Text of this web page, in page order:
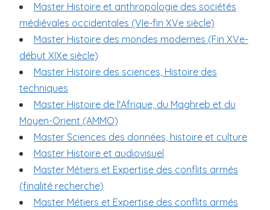
Master Histoire et anthropologie des sociétés
médiévales occidentales (VIe-fin XVe siècle)
Master Histoire des mondes modernes (Fin XVe-
début XIXe siècle)
Master Histoire des sciences, Histoire des
techniques
Master Histoire de l'Afrique, du Maghreb et du
Moyen-Orient (AMMO)
Master Sciences des données, histoire et culture
Master Histoire et audiovisuel
Master Métiers et Expertise des conflits armés
(finalité recherche)
Master Métiers et Expertise des conflits armés